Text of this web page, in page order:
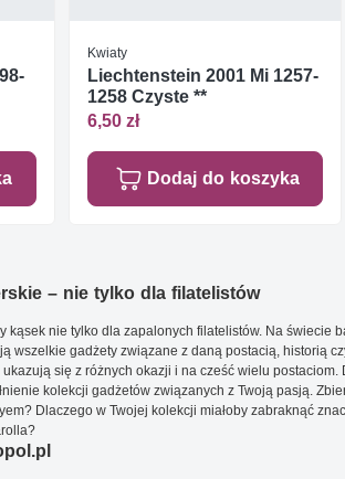
Kwiaty
Liechtenstein 2001 Mi 1257-
1258 Czyste **
6,50 zł
Dodaj do koszyka
– nie tylko dla filatelistów
kąsek nie tylko dla zapalonych filatelistów. Na świecie
wszelkie gadżety związane z daną postacią, historią
się z różnych okazji i na cześć wielu postaciom.
kolekcji gadżetów związanych z Twoją pasją.
Dlaczego w Twojej kolekcji miałoby zabraknąć